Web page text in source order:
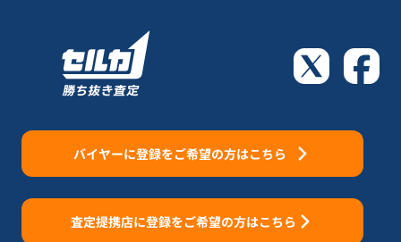
バイヤーに登録をご希望の方はこちら
査定提携店に登録をご希望の方はこちら